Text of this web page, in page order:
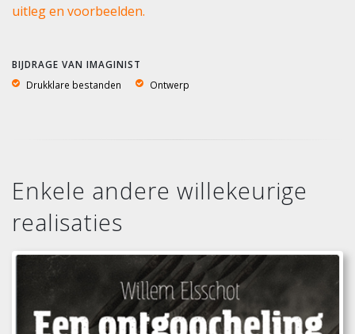
uitleg en voorbeelden.
BIJDRAGE VAN IMAGINIST
Drukklare bestanden
Ontwerp
Enkele andere willekeurige
realisaties